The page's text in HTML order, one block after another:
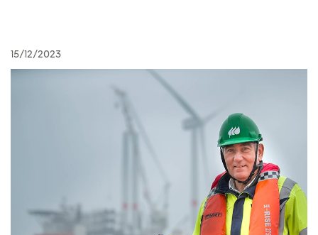
15/12/2023